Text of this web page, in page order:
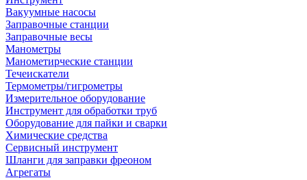
Вакуумные насосы
Заправочные станции
Заправочные весы
Манометры
Манометирческие станции
Течеискатели
Термометры/гигрометры
Измерительное оборудование
Инструмент для обработки труб
Оборудование для пайки и сварки
Химические средства
Сервисный инструмент
Шланги для заправки фреоном
Агрегаты